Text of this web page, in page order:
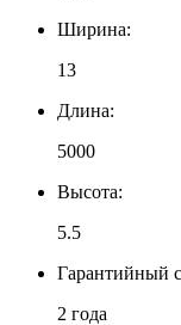
Ширина:
13
Длина:
5000
Высота:
5.5
Гарантийный
2 года